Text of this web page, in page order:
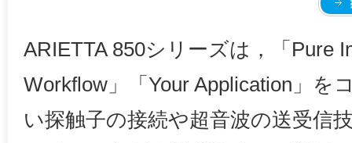
ARIETTA 850シリーズは，「Pure
Workflow」「Your Application」を
い探触子の接続や超音波の送受信